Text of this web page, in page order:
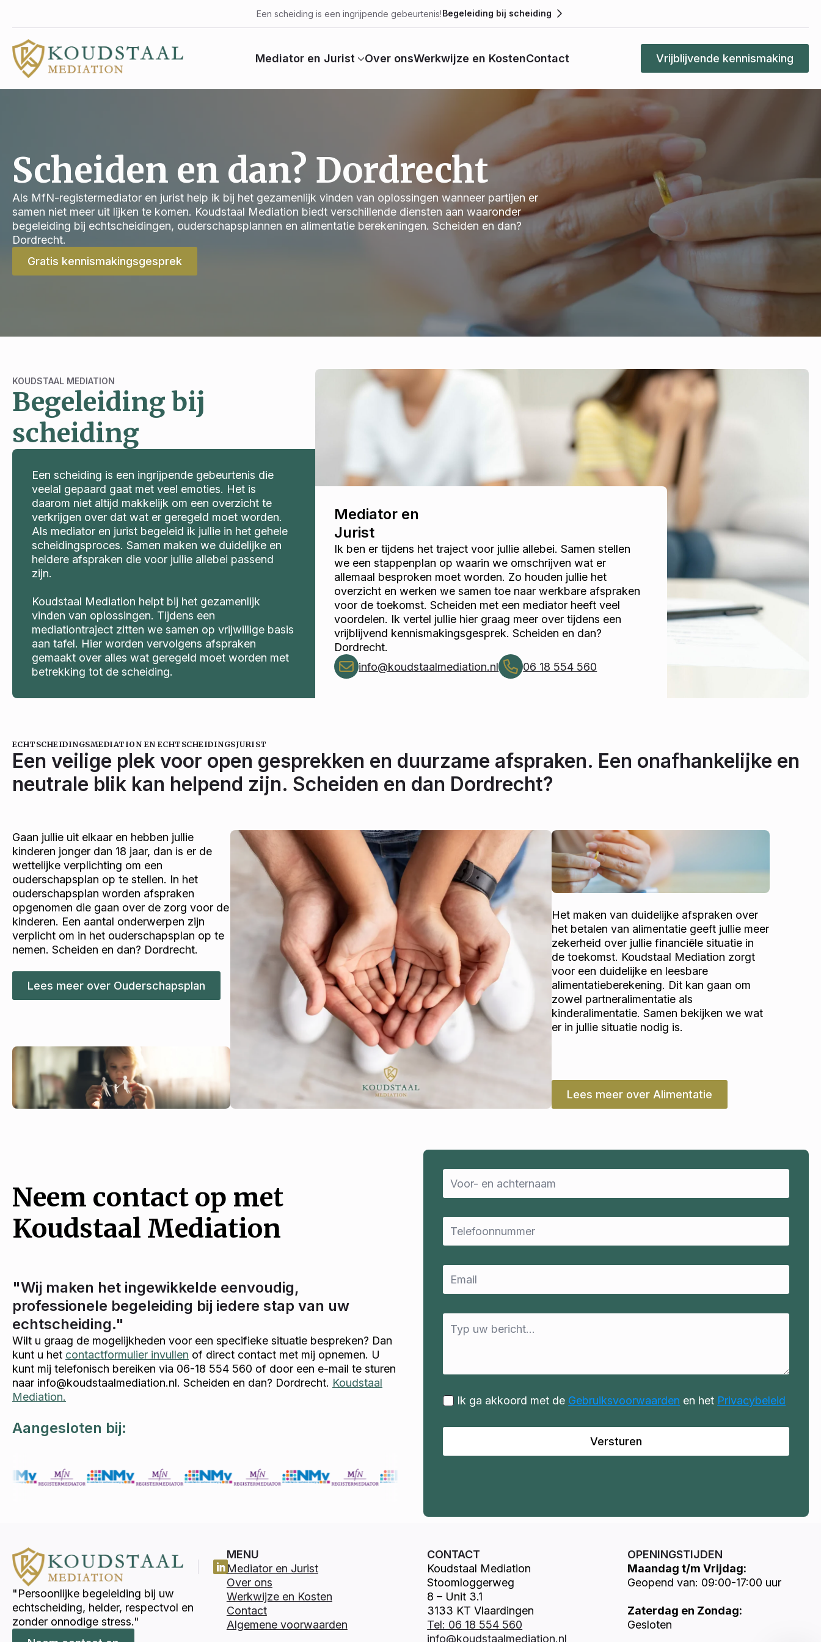
Een scheiding is een ingrijpende gebeurtenis!Begeleiding bij scheiding
Mediator en Jurist Over onsWerkwijze en KostenContact Vrijblijvende kennismaking
Scheiden en dan? Dordrecht
Als MfN-registermediator en jurist help ik bij het gezamenlijk vinden van oplossingen wanneer partijen er
samen niet meer uit lijken te komen. Koudstaal Mediation biedt verschillende diensten aan waaronder
begeleiding bij echtscheidingen, ouderschapsplannen en alimentatie berekeningen. Scheiden en dan?
Dordrecht.
Gratis kennismakingsgesprek
KOUDSTAAL MEDIATION
Begeleiding bij
scheiding
Een scheiding is een ingrijpende gebeurtenis die
veelal gepaard gaat met veel emoties. Het is
daarom niet altijd makkelijk om een overzicht te
verkrijgen over dat wat er geregeld moet worden.
Als mediator en jurist begeleid ik jullie in het gehele
scheidingsproces. Samen maken we duidelijke en
heldere afspraken die voor jullie allebei passend
zijn.
Koudstaal Mediation helpt bij het gezamenlijk
vinden van oplossingen. Tijdens een
mediationtraject zitten we samen op vrijwillige basis
aan tafel. Hier worden vervolgens afspraken
gemaakt over alles wat geregeld moet worden met
betrekking tot de scheiding.
Mediator en
Jurist
Ik ben er tijdens het traject voor jullie allebei. Samen stellen
we een stappenplan op waarin we omschrijven wat er
allemaal besproken moet worden. Zo houden jullie het
overzicht en werken we samen toe naar werkbare afspraken
voor de toekomst. Scheiden met een mediator heeft veel
voordelen. Ik vertel jullie hier graag meer over tijdens een
vrijblijvend kennismakingsgesprek. Scheiden en dan?
Dordrecht.
info@koudstaalmediation.nl
06 18 554 560
ECHTSCHEIDINGSMEDIATION EN ECHTSCHEIDINGSJURIST
Een veilige plek voor open gesprekken en duurzame afspraken. Een onafhankelijke en
neutrale blik kan helpend zijn. Scheiden en dan Dordrecht?
Gaan jullie uit elkaar en hebben jullie
kinderen jonger dan 18 jaar, dan is er de
wettelijke verplichting om een
ouderschapsplan op te stellen. In het
ouderschapsplan worden afspraken
opgenomen die gaan over de zorg voor de
kinderen. Een aantal onderwerpen zijn
verplicht om in het ouderschapsplan op te
nemen. Scheiden en dan? Dordrecht.
Lees meer over Ouderschapsplan
Het maken van duidelijke afspraken over
het betalen van alimentatie geeft jullie meer
zekerheid over jullie financiële situatie in
de toekomst. Koudstaal Mediation zorgt
voor een duidelijke en leesbare
alimentatieberekening. Dit kan gaan om
zowel partneralimentatie als
kinderalimentatie. Samen bekijken we wat
er in jullie situatie nodig is.
Lees meer over Alimentatie
Neem contact op met
Koudstaal Mediation
"Wij maken het ingewikkelde eenvoudig,
professionele begeleiding bij iedere stap van uw
echtscheiding."
Wilt u graag de mogelijkheden voor een specifieke situatie bespreken? Dan
kunt u het contactformulier invullen of direct contact met mij opnemen. U
kunt mij telefonisch bereiken via 06-18 554 560 of door een e-mail te sturen
naar info@koudstaalmediation.nl. Scheiden en dan? Dordrecht. Koudstaal
Mediation.
Aangesloten bij:
Name
*
Email
Email
Message
Ik ga akkoord met de Gebruiksvoorwaarden en het Privacybeleid
Versturen
"Persoonlijke begeleiding bij uw
echtscheiding, helder, respectvol en
zonder onnodige stress."
MENU
Mediator en Jurist
Over ons
Werkwijze en Kosten
Contact
Algemene voorwaarden
CONTACT
Koudstaal Mediation
Stoomloggerweg
8 – Unit 3.1
3133 KT Vlaardingen
Tel: 06 18 554 560
info@koudstaalmediation.nl
OPENINGSTIJDEN
Maandag t/m Vrijdag:
Geopend van: 09:00-17:00 uur
Zaterdag en Zondag:
Gesloten